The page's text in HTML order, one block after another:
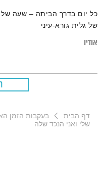
כל יום בדרך הביתה – שעה
של גלית גורא-עיני
אודיו
דף הבית בעקבות הזמן
שלי ואני הנכד שלה